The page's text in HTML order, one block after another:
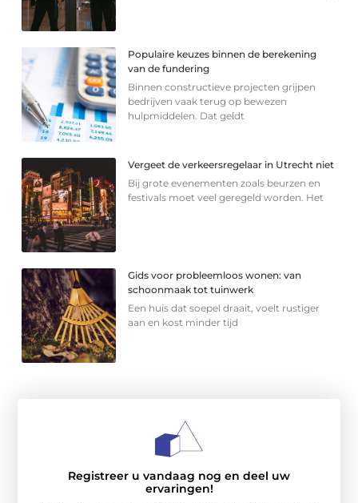
Populaire keuzes binnen de berekening
van de fundering
Binnen constructieve projecten grijpen
bedrijven vaak terug op bewezen
hulpmiddelen. Dat geldt
Vergeet de verkeersregelaar in Utrecht niet
Bij grote evenementen zoals beurzen en
festivals moet veel geregeld worden. Het
Gids voor probleemloos wonen: van
schoonmaak tot tuinwerk
Een huis dat soepel draait, voelt rustiger
aan en kost minder tijd
Registreer u vandaag nog en deel uw
ervaringen!